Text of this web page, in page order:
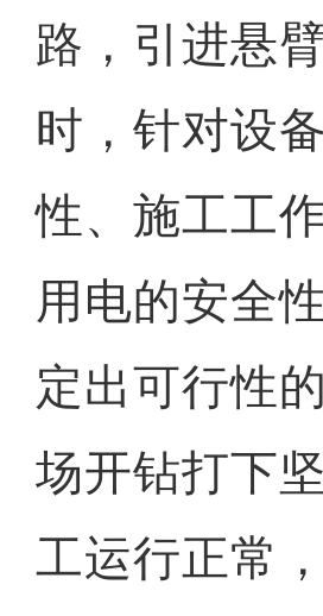
路，引进悬
时，针对设
性、施工工
用电的安全
定出可行性
场开钻打下
工运行正常